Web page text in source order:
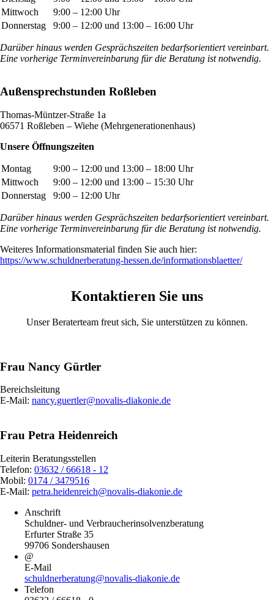
Mittwoch
9:00 – 12:00 Uhr
Donnerstag
9:00 – 12:00 und 13:00 – 16:00 Uhr
Darüber hinaus werden Gesprächszeiten bedarfsorientiert vereinbart.
Eine vorherige Terminvereinbarung für die Beratung ist notwendig.
Außensprechstunden Roßleben
Thomas-Müntzer-Straße 1a
06571 Roßleben – Wiehe (Mehrgenerationenhaus)
Unsere Öffnungszeiten
Montag
9:00 – 12:00 und 13:00 – 18:00 Uhr
Mittwoch
9:00 – 12:00 und 13:00 – 15:30 Uhr
Donnerstag
9:00 – 12:00 Uhr
Darüber hinaus werden Gesprächszeiten bedarfsorientiert vereinbart.
Eine vorherige Terminvereinbarung für die Beratung ist notwendig.
Weiteres Informationsmaterial finden Sie auch hier:
https://www.schuldnerberatung-hessen.de/informationsblaetter/
Kontaktieren Sie uns
Unser Beraterteam freut sich, Sie unterstützen zu können.
Frau Nancy Gürtler
Bereichsleitung
E-Mail: nancy.guertler@novalis-diakonie.de
Frau Petra Heidenreich
Leiterin Beratungsstellen
Telefon: 03632 / 66618 - 12
Mobil: 0174 / 3479516
E-Mail: petra.heidenreich@novalis-diakonie.de
Anschrift
Schuldner- und Verbraucherinsolvenzberatung
Erfurter Straße 35
99706 Sondershausen
@
E-Mail
schuldnerberatung@novalis-diakonie.de
Telefon